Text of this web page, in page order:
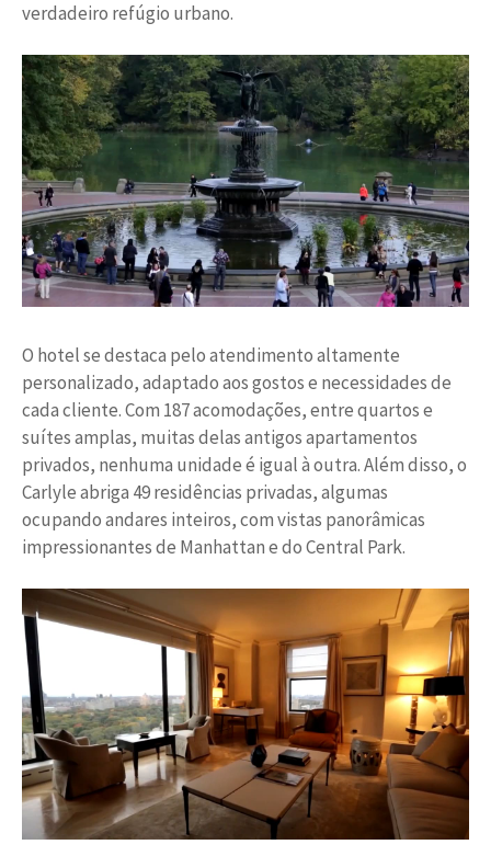
verdadeiro refúgio urbano.
O hotel se destaca pelo atendimento altamente
personalizado, adaptado aos gostos e necessidades de
cada cliente. Com 187 acomodações, entre quartos e
suítes amplas, muitas delas antigos apartamentos
privados, nenhuma unidade é igual à outra. Além disso, o
Carlyle abriga 49 residências privadas, algumas
ocupando andares inteiros, com vistas panorâmicas
impressionantes de Manhattan e do Central Park.